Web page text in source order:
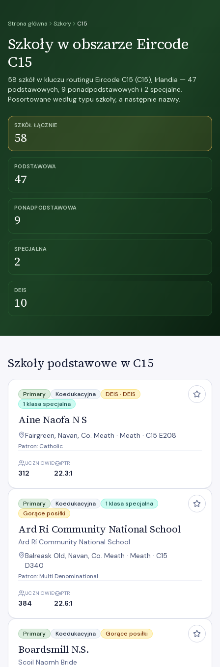
Strona główna Szkoły C15
Szkoły w obszarze Eircode
C15
58 szkół w kluczu routingu Eircode C15 (C15), Irlandia — 47
podstawowych, 9 ponadpodstawowych i 2 specjalne.
Posortowane według typu szkoły, a następnie nazwy.
SZKÓŁ ŁĄCZNIE
58
PODSTAWOWA
47
PONADPODSTAWOWA
9
SPECJALNA
2
DEIS
10
Szkoły podstawowe w C15
Aine Naofa N S
Primary Koedukacyjna DEIS · DEIS
1 klasa specjalna
Aine Naofa N S
Fairgreen, Navan, Co. Meath · Meath · C15 E208
Patron: Catholic
UCZNIOWIE
312
PTR
22.3:1
Ard Ri Community National School
Primary Koedukacyjna
1 klasa specjalna
Gorące posiłki
Ard Ri Community National School
Ard Rí Community National School
Balreask Old, Navan, Co. Meath · Meath · C15
D340
Patron: Multi Denominational
UCZNIOWIE
384
PTR
22.6:1
Boardsmill N.S.
Primary Koedukacyjna Gorące posiłki
Boardsmill N.S.
Scoil Naomh Bride